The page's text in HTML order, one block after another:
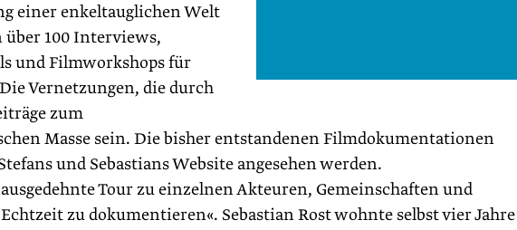
einer enkeltauglichen Welt
100 Interviews,
und Filmworkshops für
Vernetzungen, die durch
zum
Masse sein. Die bisher entstandenen Filmdokumentationen
und Sebastians Website angesehen werden.
Tour zu einzelnen Akteuren, Gemeinschaften und
zu dokumentieren«. Sebastian Rost wohnte selbst vier Jahre